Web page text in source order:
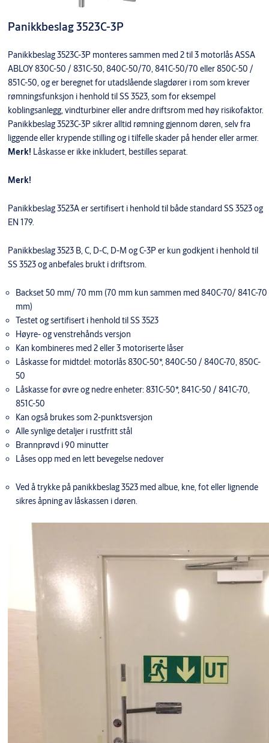
Panikkbeslag 3523C-3P
Panikkbeslag 3523C-3P monteres sammen med 2 til 3 motorlås ASSA
ABLOY 830C-50 / 831C-50, 840C-50/70, 841C-50/70 eller 850C-50 /
851C-50, og er beregnet for utadslående slagdører i rom som krever
rømningsfunksjon i henhold til SS 3523, som for eksempel
koblingsanlegg, vindturbiner eller andre driftsrom med høy risikofaktor.
Panikkbeslag 3523C-3P sikrer alltid rømning gjennom døren, selv fra
liggende eller krypende stilling og i tilfelle skader på hender eller armer.
Merk! Låskasse er ikke inkludert, bestilles separat.
Merk!
Panikkbeslag 3523A er sertifisert i henhold til både standard SS 3523 og
EN 179.
Panikkbeslag 3523 B, C, D-C, D-M og C-3P er kun godkjent i henhold til
SS 3523 og anbefales brukt i driftsrom.
Backset 50 mm/ 70 mm (70 mm kun sammen med 840C-70/ 841C-70
mm)
Testet og sertifisert i henhold til SS 3523
Høyre- og venstrehånds versjon
Kan kombineres med 2 eller 3 motoriserte låser
Låskasse for midtdel: motorlås 830C-50*, 840C-50 / 840C-70, 850C-
50
Låskasse for øvre og nedre enheter: 831C-50*, 841C-50 / 841C-70,
851C-50
Kan også brukes som 2-punktsversjon
Alle synlige detaljer i rustfritt stål
Brannprøvd i 90 minutter
Låses opp med en lett bevegelse nedover
Ved å trykke på panikkbeslag 3523 med albue, kne, fot eller lignende
sikres åpning av låskassen i døren.